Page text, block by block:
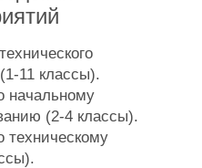
11 классы).
начальному
(2-4 классы).
техническому